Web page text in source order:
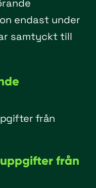
endast under
samtyckt till
från
från